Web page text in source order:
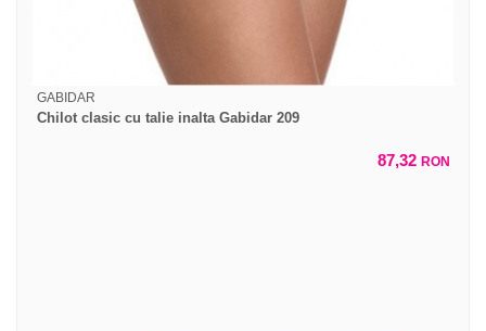
GABIDAR
Chilot clasic cu talie inalta Gabidar 209
87,32 RON